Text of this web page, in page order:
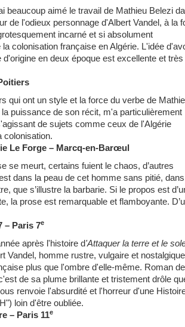
beaucoup aimé le travail de Mathieu Belezi
de l'odieux personnage d'Albert Vandel, à la
incarné et si absolument
la colonisation française en Algérie. L'idée
d'origine en deux époque est excellente et très
qui ont un style et la force du verbe de
puissance de son récit, m'a particulièrement
de sujets comme ceux de l'Algérie
colonisation.
Le Forge – Marcq-en-Barœul
se meurt, certains fuient le chaos, d’autres
dans la peau de cet homme sans pitié,
que s’illustre la barbarie. Si le propos est
la prose est remarquable et flamboyante.
– Paris 7e
après l'histoire d'Attaquer la terre et le
Vandel, homme rustre, vulgaire et nostalgique
plus que l'ombre d'elle-même. Roman
de sa plume brillante et tristement drôle
renvoie l'absurdité et l'horreur d'une
loin d'être oubliée.
– Paris 11e